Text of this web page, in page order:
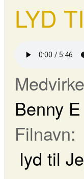
LYD
Benny
Filnavn:
lyd til